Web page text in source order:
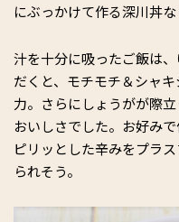
にぶっかけて作る深川丼な
汁を十分に吸ったご飯は
だくと、モチモチ＆シャ
力。さらにしょうがが際
おいしさでした。お好み
ピリッとした辛みをプラ
られそう。